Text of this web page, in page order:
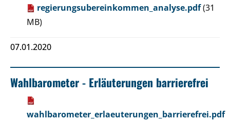
regierungsubereinkommen_analyse.pdf(31
MB)
07.01.2020
Wahlbarometer - Erläuterungen barrierefrei
wahlbarometer_erlaeuterungen_barrierefrei.pdf